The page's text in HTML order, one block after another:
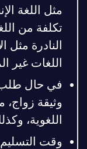
مثل اللغة
تكلفة من
النادرة مثل
اللغات غير
في حال طلب
وثيقة زواج،
اللغوية،
وقت التسليم